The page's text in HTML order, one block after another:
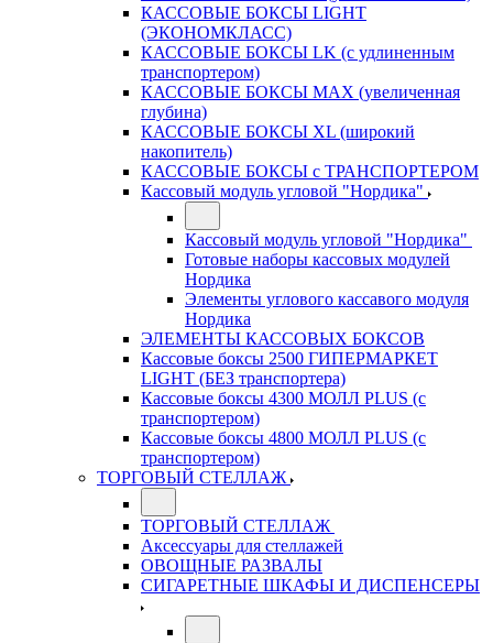
КАССОВЫЕ БОКСЫ LIGHT
(ЭКОНОМКЛАСС)
КАССОВЫЕ БОКСЫ LK (с удлиненным
транспортером)
КАССОВЫЕ БОКСЫ MAX (увеличенная
глубина)
КАССОВЫЕ БОКСЫ XL (широкий
накопитель)
КАССОВЫЕ БОКСЫ с ТРАНСПОРТЕРОМ
Кассовый модуль угловой "Нордика"
Кассовый модуль угловой "Нордика"
Готовые наборы кассовых модулей
Нордика
Элементы углового кассавого модуля
Нордика
ЭЛЕМЕНТЫ КАССОВЫХ БОКСОВ
Кассовые боксы 2500 ГИПЕРМАРКЕТ
LIGHT (БЕЗ транспортера)
Кассовые боксы 4300 МОЛЛ PLUS (с
транспортером)
Кассовые боксы 4800 МОЛЛ PLUS (с
транспортером)
ТОРГОВЫЙ СТЕЛЛАЖ
ТОРГОВЫЙ СТЕЛЛАЖ
Аксессуары для стеллажей
ОВОЩНЫЕ РАЗВАЛЫ
СИГАРЕТНЫЕ ШКАФЫ И ДИСПЕНСЕРЫ